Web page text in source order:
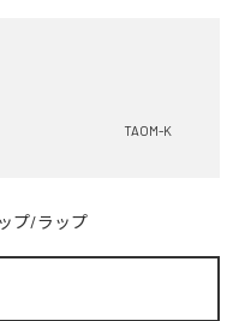
TAOM-K
プ/ラップ